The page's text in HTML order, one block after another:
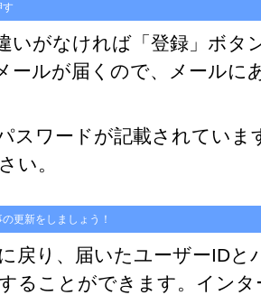
いがなければ「登録」ボタ
ールが届くので、メールに
スワードが記載されていま
い。
更新をしましょう！
戻り、届いたユーザーID
ることができます。イン